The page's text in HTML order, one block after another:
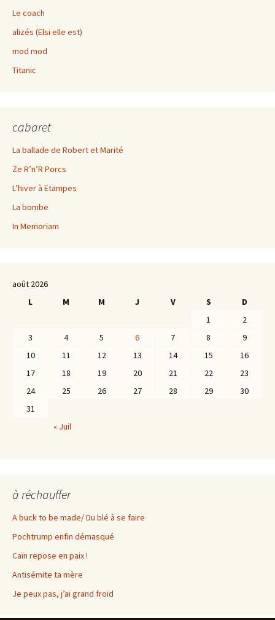
Le coach
alizés (Elsi elle est)
mod mod
Titanic
cabaret
La ballade de Robert et Marité
Ze R’n’R Porcs
L’hiver à Etampes
La bombe
In Memoriam
août 2026
L
M M J V S
D
1
2
3
4 5 6 7 8
9
10
11 12 13 14 15
16
17
18 19 20 21 22
23
24
25 26 27 28 29
30
31
« Juil
à réchauffer
A buck to be made/ Du blé à se faire
Pochtrump enfin démasqué
Caïn repose en paix !
Antisémite ta mère
Je peux pas, j’ai grand froid